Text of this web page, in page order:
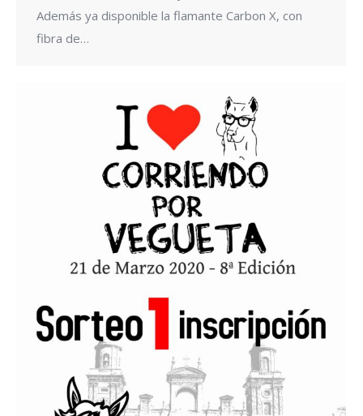
Además ya disponible la flamante Carbon X, con
fibra de…